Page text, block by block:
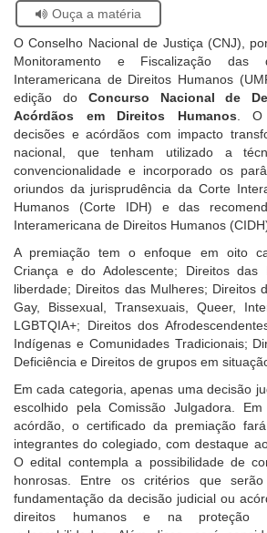
Se
estiver
usando
leitor
de
tela,
ignore
este
botão.
Ele
é
um
recurso
de
acessibilidade
para
pessoas
com
baixa
visão.
Ouça a matéria
O Conselho Nacional de Justiça (CNJ),
Monitoramento e Fiscalização das
Interamericana de Direitos Humanos
edição do Concurso Nacional de
Acórdãos em Direitos Humanos. O
decisões e acórdãos com impacto
nacional, que tenham utilizado a
convencionalidade e incorporado os
oriundos da jurisprudência da Corte
Humanos (Corte IDH) e das
Interamericana de Direitos Humanos
A premiação tem o enfoque em oito
Criança e do Adolescente; Direitos das
liberdade; Direitos das Mulheres; Direitos
Gay, Bissexual, Transexuais, Queer,
LGBTQIA+; Direitos dos
Indígenas e Comunidades Tradicionais;
Deficiência e Direitos de grupos em
Em cada categoria, apenas uma decisão
escolhido pela Comissão Julgadora.
acórdão, o certificado da premiação
integrantes do colegiado, com destaque
O edital contempla a possibilidade de
honrosas. Entre os critérios que
fundamentação da decisão judicial ou
direitos humanos e na proteção